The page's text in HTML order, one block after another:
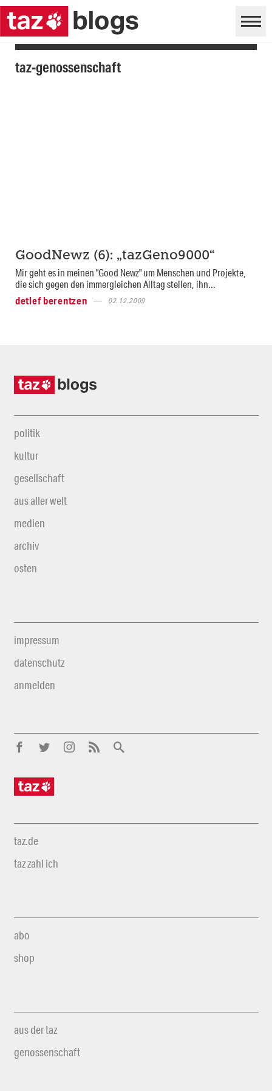
taz-genossenschaft
GoodNewz (6): „tazGeno9000“
Mir geht es in meinen "Good Newz" um Menschen und Projekte,
die sich gegen den immergleichen Alltag stellen, ihn...
detlef berentzen
02.12.2009
politik
kultur
gesellschaft
aus aller welt
medien
archiv
osten
impressum
datenschutz
anmelden
taz.de
taz zahl ich
abo
shop
aus der taz
genossenschaft